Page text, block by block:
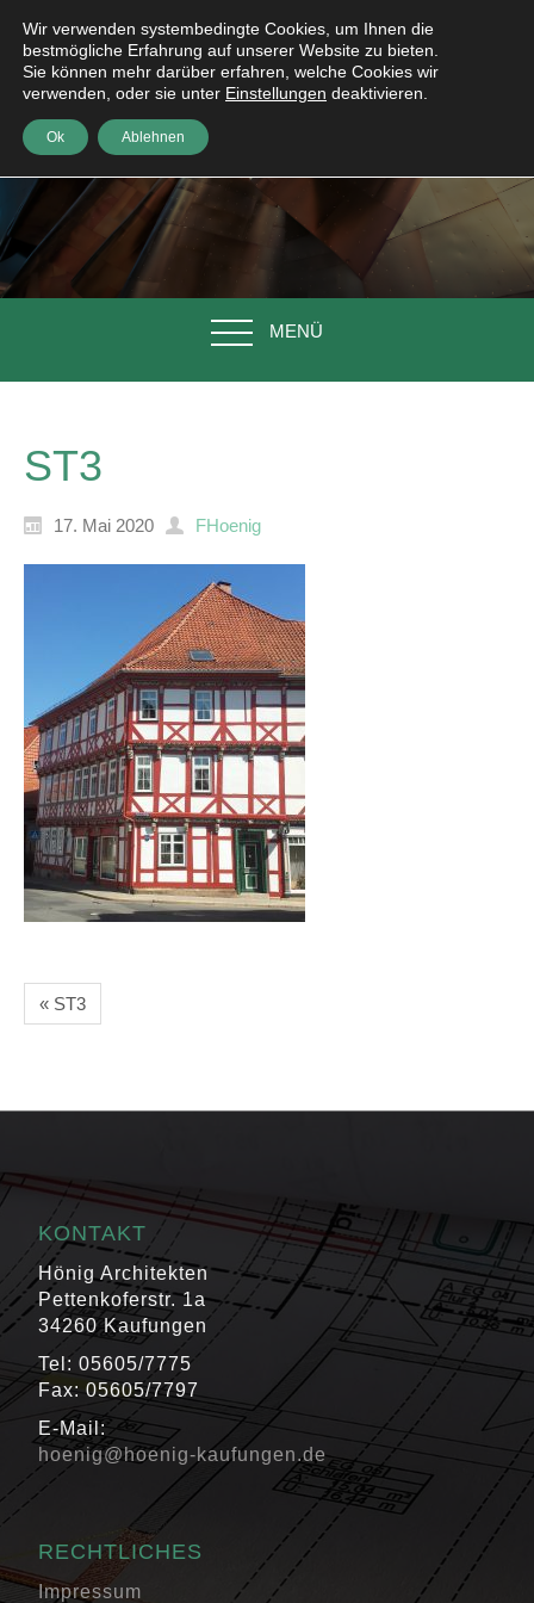
MENÜ
ST3
17. Mai 2020 FHoenig
« ST3
KONTAKT
Hönig Architekten
Pettenkoferstr. 1a
34260 Kaufungen
Tel: 05605/7775
Fax: 05605/7797
E-Mail:
hoenig@hoenig-kaufungen.de
RECHTLICHES
Impressum
Wir verwenden systembedingte Cookies, um Ihnen die
bestmögliche Erfahrung auf unserer Website zu bieten.
Sie können mehr darüber erfahren, welche Cookies wir
verwenden, oder sie unter Einstellungen deaktivieren.
Ok Ablehnen